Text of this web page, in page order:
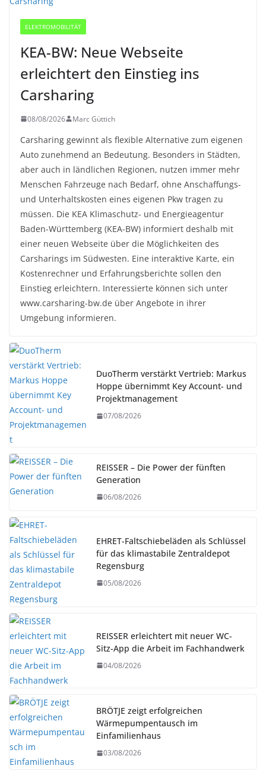
ELEKTROMOBILITÄT
KEA-BW: Neue Webseite
erleichtert den Einstieg ins
Carsharing
08/08/2026 Marc Güttich
Carsharing gewinnt als flexible Alternative zum eigenen
Auto zunehmend an Bedeutung. Besonders in Städten,
aber auch in ländlichen Regionen, nutzen immer mehr
Menschen Fahrzeuge nach Bedarf, ohne Anschaffungs-
und Unterhaltskosten eines eigenen Pkw tragen zu
müssen. Die KEA Klimaschutz- und Energieagentur
Baden-Württemberg (KEA-BW) informiert deshalb mit
einer neuen Webseite über die Möglichkeiten des
Carsharings im Südwesten. Eine interaktive Karte, ein
Kostenrechner und Erfahrungsberichte sollen den
Einstieg erleichtern. Interessierte können sich unter
www.carsharing-bw.de über Angebote in ihrer
Umgebung informieren.
DuoTherm verstärkt Vertrieb: Markus
Hoppe übernimmt Key Account- und
Projektmanagement
07/08/2026
REISSER – Die Power der fünften
Generation
06/08/2026
EHRET-Faltschiebeläden als Schlüssel
für das klimastabile Zentraldepot
Regensburg
05/08/2026
REISSER erleichtert mit neuer WC-
Sitz-App die Arbeit im Fachhandwerk
04/08/2026
BRÖTJE zeigt erfolgreichen
Wärmepumpentausch im
Einfamilienhaus
03/08/2026